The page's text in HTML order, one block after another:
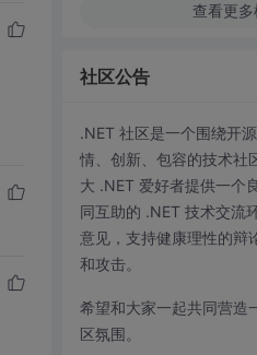
查看更
社区公告
.NET 社区是一个围绕开
情、创新、包容的技术社
大 .NET 爱好者提供一个
同互助的 .NET 技术交流
意见，支持健康理性的辩
和攻击。
希望和大家一起共同营造
区氛围。